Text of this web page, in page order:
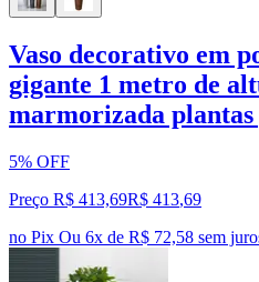
Vaso decorativo em
gigante 1 metro de
marmorizada
5% OFF
Preço R$ 413,69R$ 413,69
no Pix Ou 6x de R$ 72,58 sem